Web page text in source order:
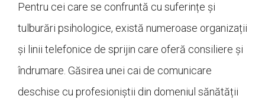
Pentru cei care se confruntă cu suferințe și
tulburări psihologice, există numeroase organizații
și linii telefonice de sprijin care oferă consiliere și
îndrumare. Găsirea unei cai de comunicare
deschise cu profesioniștii din domeniul sănătății